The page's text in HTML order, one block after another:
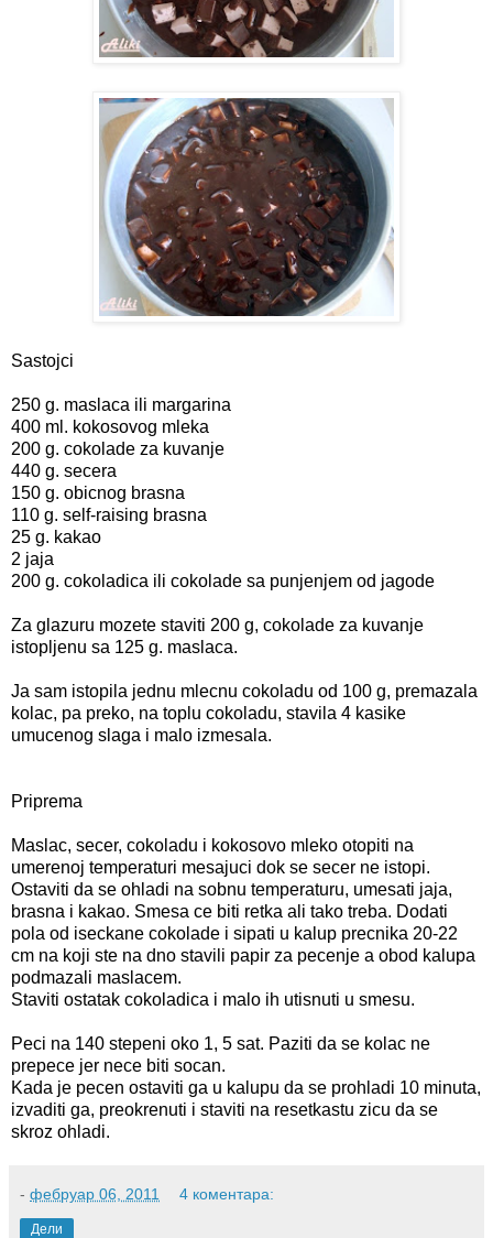
Sastojci
250 g. maslaca ili margarina
400 ml. kokosovog mleka
200 g. cokolade za kuvanje
440 g. secera
150 g. obicnog brasna
110 g. self-raising brasna
25 g. kakao
2 jaja
200 g. cokoladica ili cokolade sa punjenjem od jagode
Za glazuru mozete staviti 200 g, cokolade za kuvanje
istopljenu sa 125 g. maslaca.
Ja sam istopila jednu mlecnu cokoladu od 100 g, premazala
kolac, pa preko, na toplu cokoladu, stavila 4 kasike
umucenog slaga i malo izmesala.
Priprema
Maslac, secer, cokoladu i kokosovo mleko otopiti na
umerenoj temperaturi mesajuci dok se secer ne istopi.
Ostaviti da se ohladi na sobnu temperaturu, umesati jaja,
brasna i kakao. Smesa ce biti retka ali tako treba. Dodati
pola od iseckane cokolade i sipati u kalup precnika 20-22
cm na koji ste na dno stavili papir za pecenje a obod kalupa
podmazali maslacem.
Staviti ostatak cokoladica i malo ih utisnuti u smesu.
Peci na 140 stepeni oko 1, 5 sat. Paziti da se kolac ne
prepece jer nece biti socan.
Kada je pecen ostaviti ga u kalupu da se prohladi 10 minuta,
izvaditi ga, preokrenuti i staviti na resetkastu zicu da se
skroz ohladi.
- фебруар 06, 2011 4 коментара:
Дели